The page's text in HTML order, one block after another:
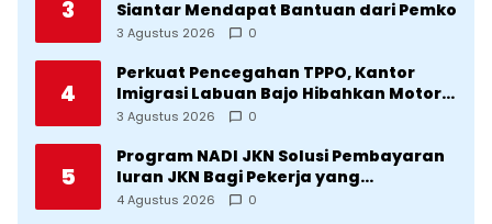
3
Siantar Mendapat Bantuan dari Pemko
3 Agustus 2026 0
4
Perkuat Pencegahan TPPO, Kantor
Imigrasi Labuan Bajo Hibahkan Motor
Operasional ke Lima Desa di
3 Agustus 2026 0
5
Program NADI JKN Solusi Pembayaran
Iuran JKN Bagi Pekerja yang
Penghasilannya Tidak Tetap
4 Agustus 2026 0